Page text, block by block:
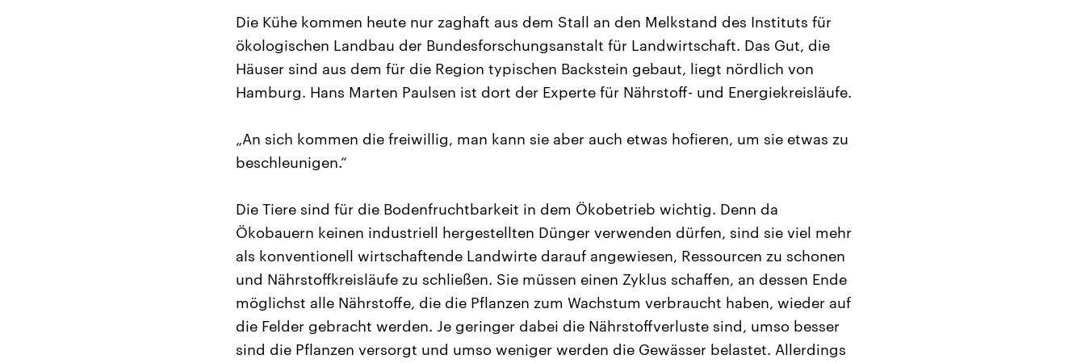
Die Kühe kommen heute nur zaghaft aus dem Stall an den Melkstand des Instituts für
ökologischen Landbau der Bundesforschungsanstalt für Landwirtschaft. Das Gut, die
Häuser sind aus dem für die Region typischen Backstein gebaut, liegt nördlich von
Hamburg. Hans Marten Paulsen ist dort der Experte für Nährstoff- und Energiekreisläufe.
„An sich kommen die freiwillig, man kann sie aber auch etwas hofieren, um sie etwas zu
beschleunigen.“
Die Tiere sind für die Bodenfruchtbarkeit in dem Ökobetrieb wichtig. Denn da
Ökobauern keinen industriell hergestellten Dünger verwenden dürfen, sind sie viel mehr
als konventionell wirtschaftende Landwirte darauf angewiesen, Ressourcen zu schonen
und Nährstoffkreisläufe zu schließen. Sie müssen einen Zyklus schaffen, an dessen Ende
möglichst alle Nährstoffe, die die Pflanzen zum Wachstum verbraucht haben, wieder auf
die Felder gebracht werden. Je geringer dabei die Nährstoffverluste sind, umso besser
sind die Pflanzen versorgt und umso weniger werden die Gewässer belastet. Allerdings